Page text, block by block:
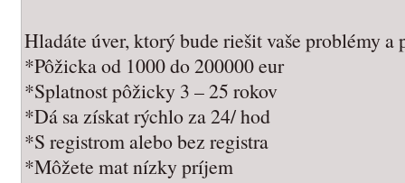
Hladáte úver, ktorý bude riešit vaše problémy a
*Pôžicka od 1000 do 200000 eur
*Splatnost pôžicky 3 – 25 rokov
*Dá sa získat rýchlo za 24/ hod
*S registrom alebo bez registra
*Môžete mat nízky príjem